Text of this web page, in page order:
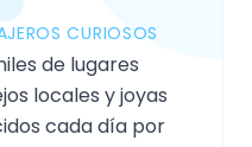
CURIOSOS
de lugares
locales y joyas
cada día por